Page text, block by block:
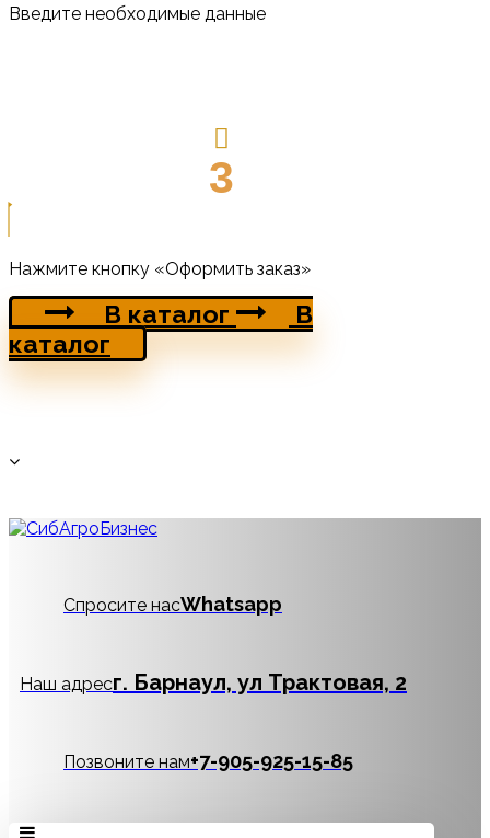
Введите необходимые данные
3
Нажмите кнопку «Оформить заказ»
В каталог
В
каталог
Спросите насWhatsapp
Наш адресг. Барнаул, ул Трактовая, 2
Позвоните нам‪+7-905-925-15-85